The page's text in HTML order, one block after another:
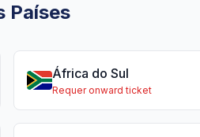
Países
África do Sul
Requer onward ticket